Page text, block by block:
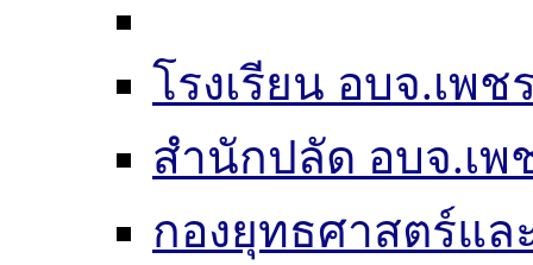
โรงเรียน อบจ.เพ
สำนักปลัด อบจ.เ
กองยุทธศาสตร์แ